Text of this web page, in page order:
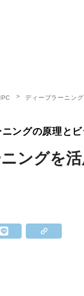
ディープラーニン
ングの原理と
ングを